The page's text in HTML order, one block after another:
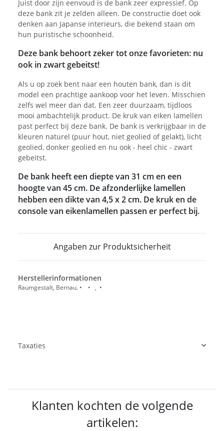
Juist door zijn eenvoud is de bank zeer expressief. Op
deze bank zit je zelden alleen. De constructie doet ook
denken aan Japanse interieurs, die bekend staan om
hun puristische schoonheid.
Deze bank behoort zeker tot onze favorieten: nu
ook in zwart gebeitst!
Als u op zoek bent naar een houten bank, dan is dit
model een prachtige aankoop voor het leven. Misschien
zelfs wel meer dan dat. Een zeer duurzaam, tijdloos
mooi ambachtelijk product. De kruk van eiken lamellen
past perfect bij deze bank. De bank is verkrijgbaar in de
kleuren naturel (puur hout, niet geolied of gelakt), licht
geolied, donker geolied en nu ook - heel chic - zwart
gebeitst.
De bank heeft een diepte van 31 cm en een
hoogte van 45 cm. De afzonderlijke lamellen
hebben een dikte van 4,5 x 2 cm. De kruk en de
console van eikenlamellen passen er perfect bij.
Angaben zur Produktsicherheit
Herstellerinformationen
Raumgestalt, Bernau. • • , •
Taxaties
Klanten kochten de volgende
artikelen: